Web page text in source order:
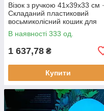
Візок з ручкою 41х39х33 см ·
Складаний пластиковий
восьмиколісний кошик для
продуктів
В наявності 333 од.
1 637,78 ₴
Купити